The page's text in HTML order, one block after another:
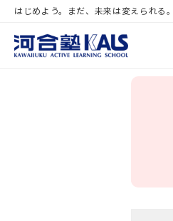
はじめよう。まだ、未来は変えられる。